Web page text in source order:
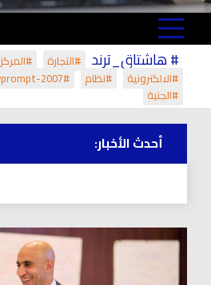
# هاشتاق_ترند #التجارة #المركز
#الالكترونية
#نظام #dailyprompt-2007
#الجنية
أحدث الأخبار: